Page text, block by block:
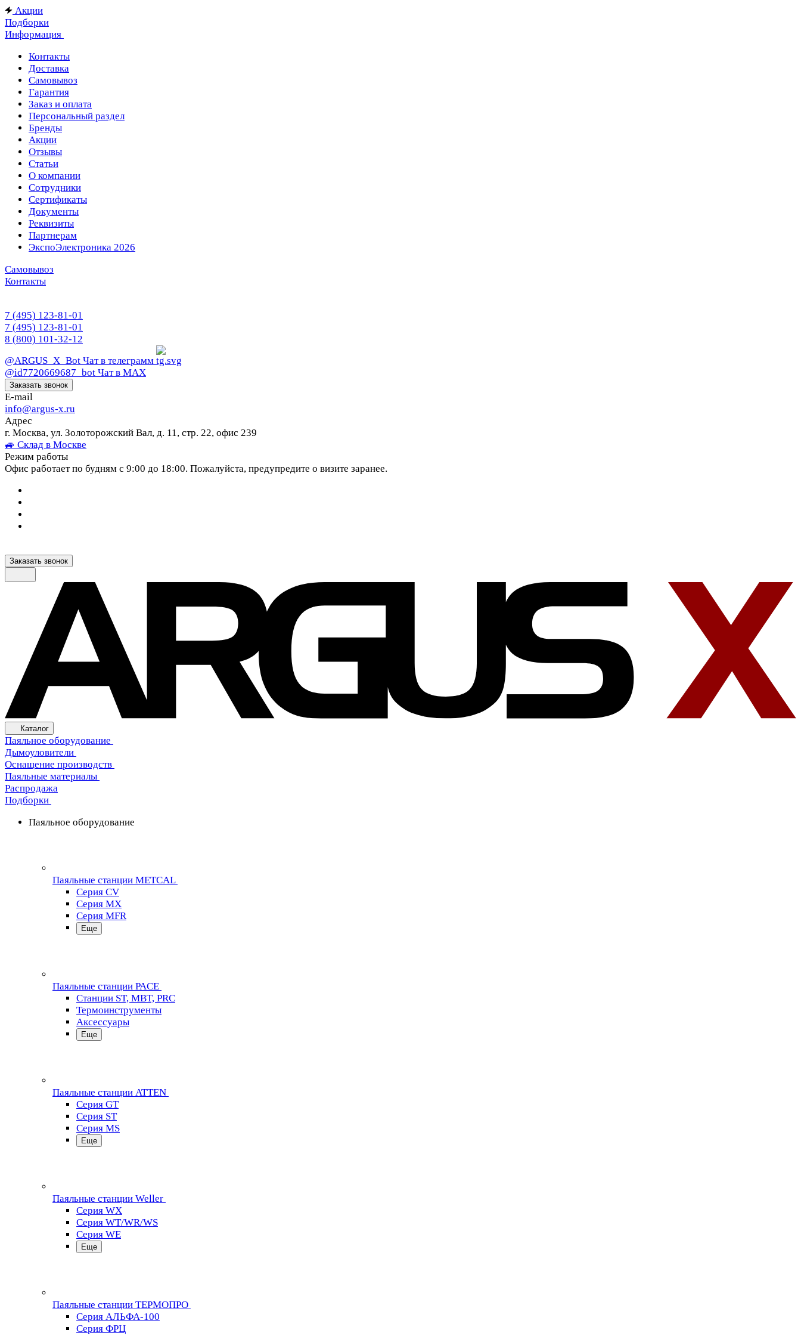
Акции
Подборки
Информация
Контакты
Доставка
Самовывоз
Гарантия
Заказ и оплата
Персональный раздел
Бренды
Акции
Отзывы
Статьи
О компании
Сотрудники
Сертификаты
Документы
Реквизиты
Партнерам
ЭкспоЭлектроника 2026
Самовывоз
Контакты
7 (495) 123-81-01
7 (495) 123-81-01
8 (800) 101-32-12
@ARGUS_X_Bot Чат в телеграмм
@id7720669687_bot Чат в МАХ
Заказать звонок
E-mail
info@argus-x.ru
Адрес
г. Москва, ул. Золоторожский Вал, д. 11, стр. 22, офис 239
🚙 Склад в Москве
Режим работы
Офис работает по будням с 9:00 до 18:00. Пожалуйста, предупредите о визите заранее.
Заказать звонок
Каталог
Паяльное оборудование
Дымоуловители
Оснащение производств
Паяльные материалы
Распродажа
Подборки
Паяльное оборудование
Паяльные станции METCAL
Серия CV
Серия MX
Серия MFR
Еще
Паяльные станции PACE
Станции ST, MBT, PRC
Термоинструменты
Аксессуары
Еще
Паяльные станции ATTEN
Серия GT
Серия ST
Серия MS
Еще
Паяльные станции Weller
Серия WX
Серия WT/WR/WS
Серия WE
Еще
Паяльные станции ТЕРМОПРО
Серия АЛЬФА-100
Серия ФРЦ